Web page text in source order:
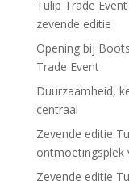
Tulip Trade
zevende editie
Opening bij
Trade Event
Duurzaamheid,
centraal
Zevende editie
ontmoetingsplek
Zevende editie